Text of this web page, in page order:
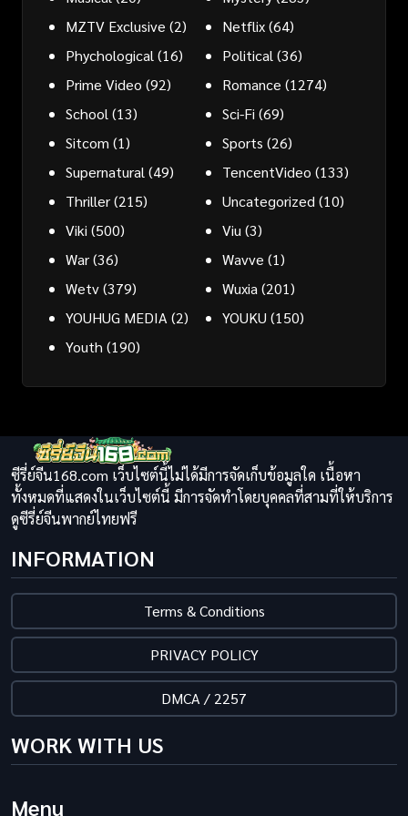
MZTV Exclusive (2) Netflix(64)
Phychological (16) Political (36)
Prime Video (92) Romance (1274)
School (13) Sci-Fi (69)
Sitcom (1) Sports (26)
Supernatural (49) TencentVideo (133)
Thriller(215) Uncategorized (10)
Viki (500) Viu (3)
War(36) Wavve (1)
Wetv(379) Wuxia (201)
YOUHUG MEDIA (2) YOUKU (150)
Youth (190)
ซีรี่ย์จีน168.com เว็บไซต์นี้ไม่ได้มีการจัดเก็บข้อมูลใด เนื้อหา
ทั้งหมดที่แสดงในเว็บไซต์นี้ มีการจัดทำโดยบุคคลที่สามที่ให้บริการ
ดูซีรี่ย์จีนพากย์ไทยฟรี
INFORMATION
Terms & Conditions
PRIVACY POLICY
DMCA / 2257
WORK WITH US
Menu